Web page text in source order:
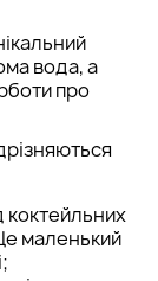
вода, а
про
коктейльних
маленький